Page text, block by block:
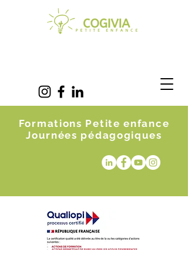
Formations Petite enfance
Journées pédagogiques